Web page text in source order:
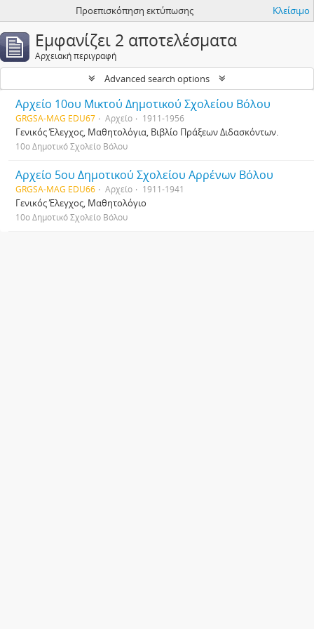
Προεπισκόπηση εκτύπωσης Κλείσιμο
Εμφανίζει 2 αποτελέσματα
Αρχειακή περιγραφή
Advanced search options
Αρχείο 10ου Μικτού Δημοτικού Σχολείου Βόλου
GRGSA-MAG EDU67 Αρχείο 1911-1956
Γενικός Έλεγχος, Μαθητολόγια, Βιβλίο Πράξεων Διδασκόντων.
10ο Δημοτικό Σχολείο Βόλου
Αρχείο 5ου Δημοτικού Σχολείου Αρρένων Βόλου
GRGSA-MAG EDU66 Αρχείο 1911-1941
Γενικός Έλεγχος, Μαθητολόγιο
10ο Δημοτικό Σχολείο Βόλου